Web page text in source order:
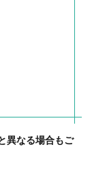
異なる場合もご